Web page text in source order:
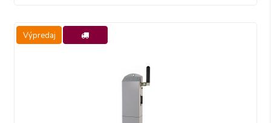
Výpredaj